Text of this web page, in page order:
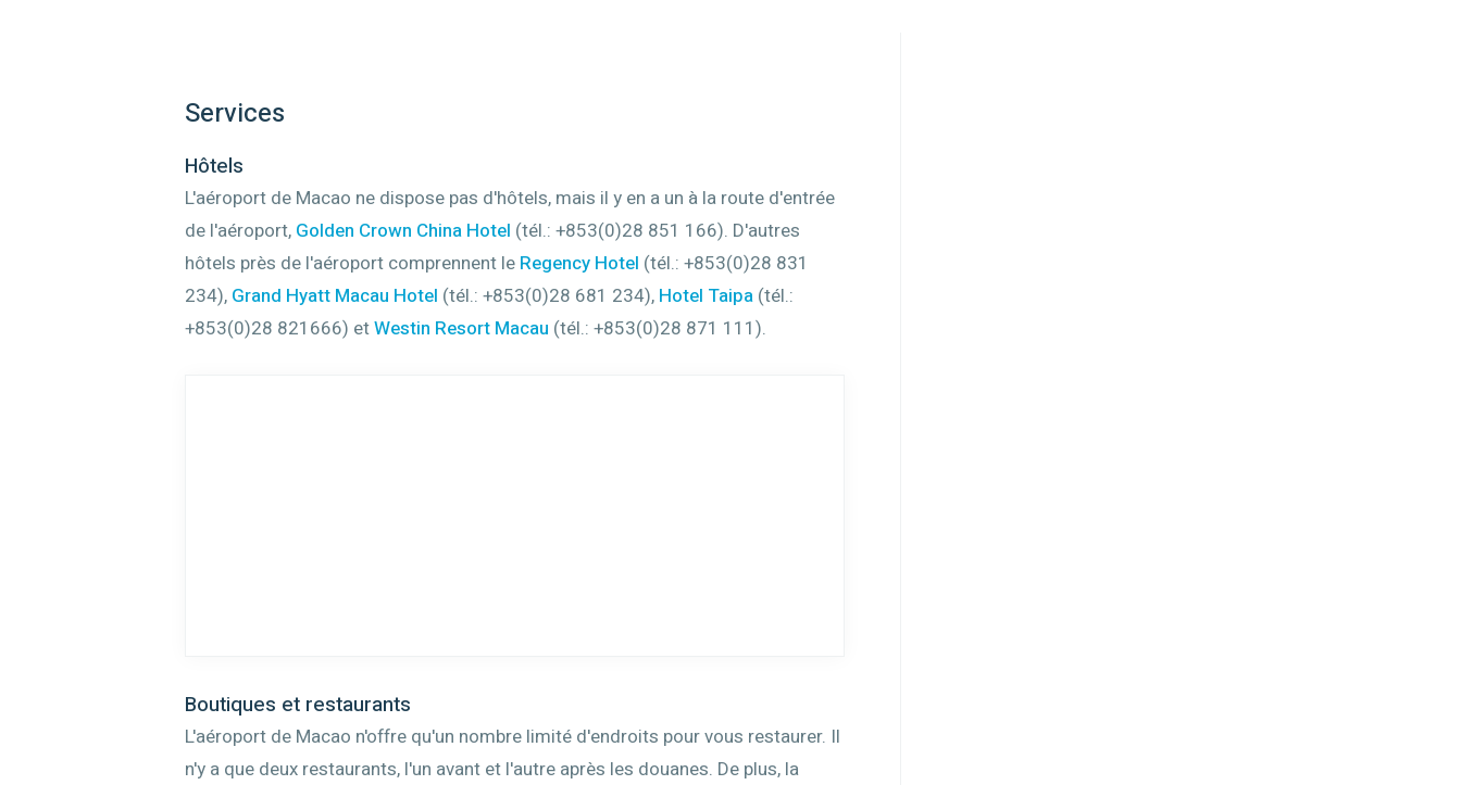
Services
Hôtels
L'aéroport de Macao ne dispose pas d'hôtels, mais il y en a un à la route d'entrée
de l'aéroport, Golden Crown China Hotel (tél.: +853(0)28 851 166). D'autres
hôtels près de l'aéroport comprennent le Regency Hotel ‎ (tél.: +853(0)28 831
234), Grand Hyatt Macau Hotel ‎ (tél.: +853(0)28 681 234), Hotel Taipa ‎ (tél.:
+853(0)28 821666) etWestin Resort Macau (tél.: +853(0)28 871 111).
Boutiques et restaurants
L'aéroport de Macao n'offre qu'un nombre limité d'endroits pour vous restaurer. Il
n'y a que deux restaurants, l'un avant et l'autre après les douanes. De plus, la